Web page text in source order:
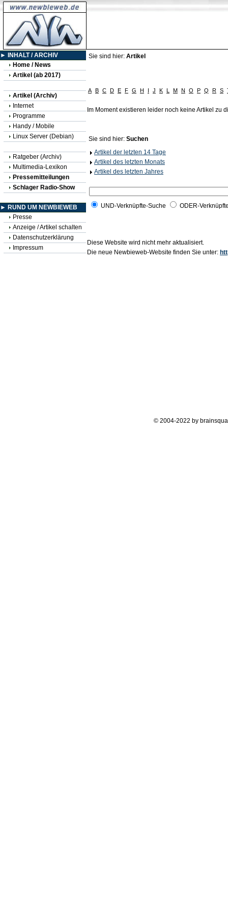
► INHALT / ARCHIV
Home / News
Artikel (ab 2017)
Artikel (Archiv)
Internet
Programme
Handy / Mobile
Linux Server (Debian)
Ratgeber (Archiv)
Multimedia-Lexikon
Pressemitteilungen
Schlager Radio-Show
► RUND UM NEWBIEWEB
Presse
Anzeige / Artikel schalten
Datenschutzerklärung
Impressum
Sie sind hier: Artikel
A B C D E F G H I J K L M N O P Q R S
Im Moment existieren leider noch keine Artikel zu
Sie sind hier: Suchen
Artikel der letzten 14 Tage
Artikel des letzten Monats
Artikel des letzten Jahres
UND-Verknüpfte-Suche ODER-
Diese Website wird nicht mehr aktualisiert.
Die neue Newbieweb-Website finden Sie unter:
© 2004-2022 by